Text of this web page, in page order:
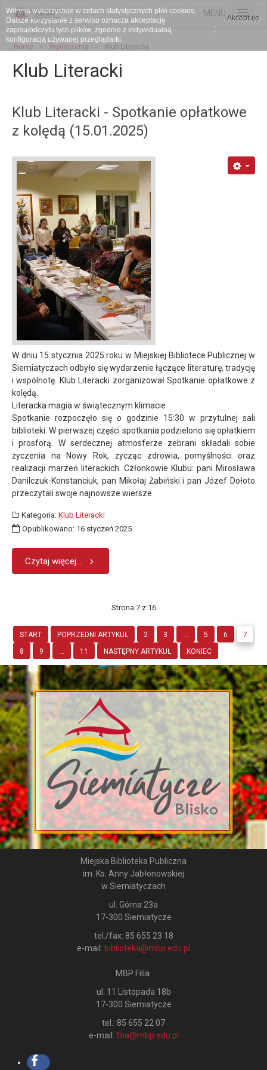
MENU
HOME
Galeria
Home Wydarzenia Klub Literacki
Klub Literacki
Klub Literacki - Spotkanie opłatkowe
z kolędą (15.01.2025)
W dniu 15 stycznia 2025 roku w Miejskiej Bibliotece Publicznej w
Siemiatyczach odbyło się wydarzenie łączące literaturę, tradycję
i wspólnotę. Klub Literacki zorganizował Spotkanie opłatkowe z
kolędą.
Literacka magia w świątecznym klimacie
Spotkanie rozpoczęło się o godzinie 15:30 w przytulnej sali
biblioteki. W pierwszej części spotkania podzielono się opłatkiem
i prosforą. W serdecznej atmosferze zebrani składali sobie
życzenia na Nowy Rok, życząc zdrowia, pomyślności oraz
realizacji marzeń literackich. Członkowie Klubu: pani Mirosława
Danilczuk-Konstanciuk, pan Mikołaj Żabiński i pan Józef Dołoto
przeczytali swoje najnowsze wiersze.
Kategoria: Klub Literacki
Opublikowano: 16 styczeń 2025
Czytaj więcej...
Strona 7 z 16
START POPRZEDNI ARTYKUŁ 2 3 ... 5 6
7
8
9 ... 11 NASTĘPNY ARTYKUŁ KONIEC
Miejska Biblioteka Publiczna
im. Ks. Anny Jabłonowskiej
w Siemiatyczach
ul. Górna 23a
17-300 Siemiatycze
tel./fax: 85 655 23 18
e-mail: biblioteka@mbp.edu.pl
MBP Filia
ul. 11 Listopada 18b
17-300 Siemiatycze
tel.: 85 655 22 07
e-mail: filia@mbp.edu.pl
Witryna wykorzystuje w celach statystycznych pliki cookies.
Dalsze korzystanie z serwisu oznacza akceptację
zapisu/odczytu tych plików, zgodnie z indywidualną
konfiguracją używanej przeglądarki.
Akceptuję
;